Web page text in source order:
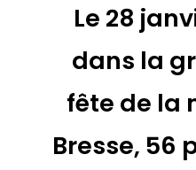
Le 28
dans la
fête de la
Bresse, 56